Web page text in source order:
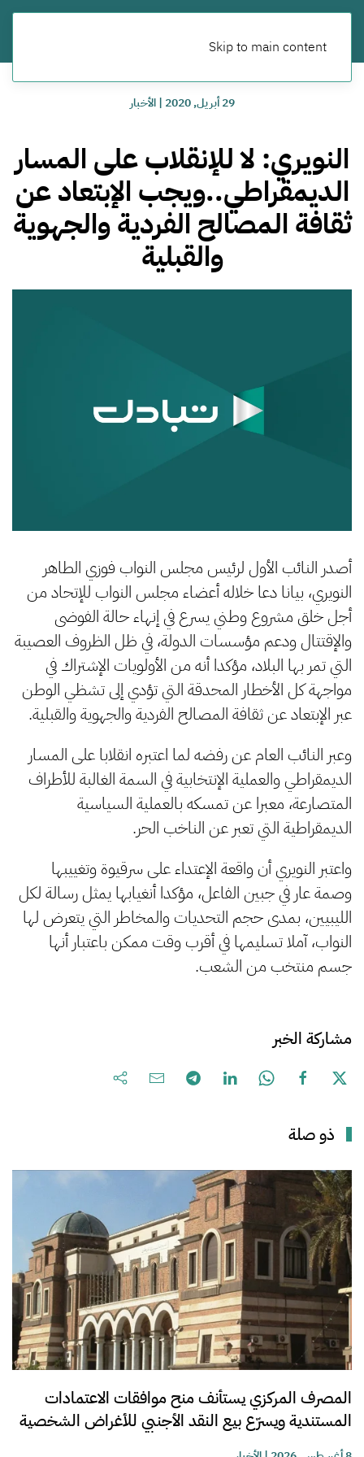
Skip to main content
29 أبريل, 2020 |الأخبار
النويري: لا للإنقلاب على المسار
الديمقراطي..ويجب الإبتعاد عن
ثقافة المصالح الفردية والجهوية
والقبلية
أصدر النائب الأول لرئيس مجلس النواب فوزي الطاهر
النويري، بيانا دعا خلاله أعضاء مجلس النواب للإتحاد من
أجل خلق مشروع وطني يسرع في إنهاء حالة الفوضى
والإقتتال ودعم مؤسسات الدولة، في ظل الظروف العصيبة
التي تمر بها البلاد، مؤكدا أنه من الأولويات الإشتراك في
مواجهة كل الأخطار المحدقة التي تؤدي إلى تشظي الوطن
عبر الإبتعاد عن ثقافة المصالح الفردية والجهوية والقبلية.
وعبر النائب العام عن رفضه لما اعتبره انقلابا على المسار
الديمقراطي والعملية الإنتخابية في السمة الغالبة للأطراف
المتصارعة، معبرا عن تمسكه بالعملية السياسية
الديمقراطية التي تعبر عن الناخب الحر.
واعتبر النويري أن واقعة الإعتداء على سرقيوة وتغييبها
وصمة عار في جبين الفاعل، مؤكدا أنغيابها يمثل رسالة لكل
الليبيين، بمدى حجم التحديات والمخاطر التي يتعرض لها
النواب، آملا تسليمها في أقرب وقت ممكن باعتبار أنها
جسم منتخب من الشعب.
مشاركة الخبر
ذو صلة
المصرف المركزي يستأنف منح موافقات الاعتمادات
المستندية ويسرّع بيع النقد الأجنبي للأغراض الشخصية